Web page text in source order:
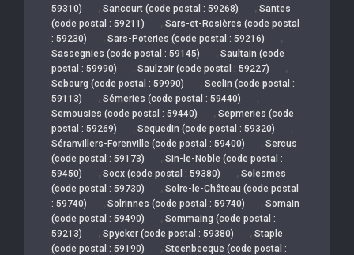
59310)
, Sancourt (code postal : 59268) , Santes
(code postal : 59211)
, Sars-et-Rosières (code postal
: 59230)
, Sars-Poteries (code postal : 59216) ,
Sassegnies (code postal : 59145) , Saultain (code
postal : 59990)
, Saulzoir (code postal : 59227) ,
Sebourg (code postal : 59990) , Seclin (code postal :
59113)
, Sémeries (code postal : 59440) ,
Semousies (code postal : 59440) , Sepmeries (code
postal : 59269)
, Sequedin (code postal : 59320) ,
Séranvillers-Forenville (code postal : 59400) , Sercus
(code postal : 59173)
, Sin-le-Noble (code postal :
59450)
, Socx (code postal : 59380) , Solesmes
(code postal : 59730)
, Solre-le-Château (code postal
: 59740)
, Solrinnes (code postal : 59740) , Somain
(code postal : 59490)
, Sommaing (code postal :
59213)
, Spycker (code postal : 59380) , Staple
(code postal : 59190)
, Steenbecque (code postal :